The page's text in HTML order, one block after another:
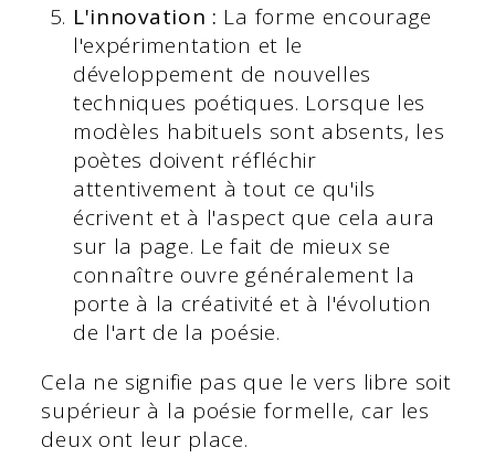
L'innovation : La forme encourage
l'expérimentation et le
développement de nouvelles
techniques poétiques. Lorsque les
modèles habituels sont absents, les
poètes doivent réfléchir
attentivement à tout ce qu'ils
écrivent et à l'aspect que cela aura
sur la page. Le fait de mieux se
connaître ouvre généralement la
porte à la créativité et à l'évolution
de l'art de la poésie.
Cela ne signifie pas que le vers libre soit
supérieur à la poésie formelle, car les
deux ont leur place.